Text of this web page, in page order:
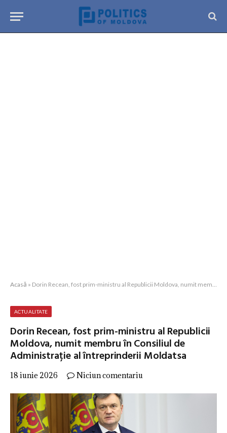
Acasă » Dorin Recean, fost prim-ministru al Republicii Moldova, numit membru în Consiliul de Administrație al întreprinderii Moldatsa
ACTUALITATE
Dorin Recean, fost prim-ministru al Republicii
Moldova, numit membru în Consiliul de
Administrație al întreprinderii Moldatsa
18 iunie 2026 Niciun comentariu